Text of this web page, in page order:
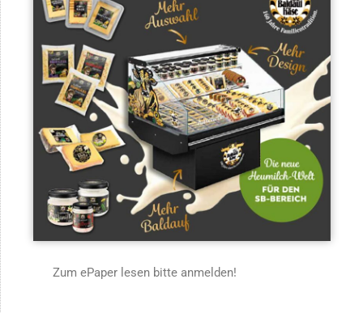
Zum ePaper lesen bitte anmelden!